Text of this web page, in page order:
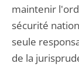
maintenir
sécurité
seule
de la